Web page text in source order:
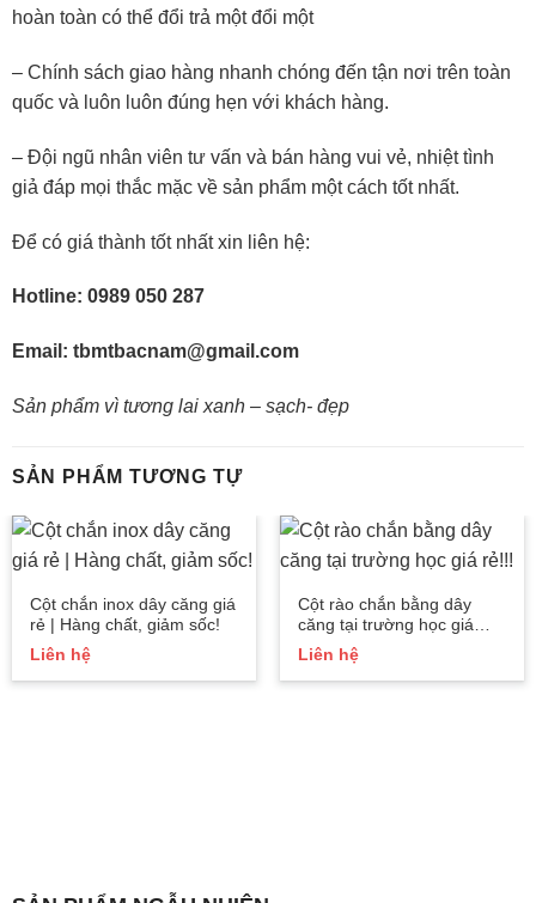
hoàn toàn có thể đổi trả một đổi một
– Chính sách giao hàng nhanh chóng đến tận nơi trên toàn
quốc và luôn luôn đúng hẹn với khách hàng.
– Đội ngũ nhân viên tư vấn và bán hàng vui vẻ, nhiệt tình
giả đáp mọi thắc mặc về sản phẩm một cách tốt nhất.
Để có giá thành tốt nhất xin liên hệ:
Hotline: 0989 050 287
Email: tbmtbacnam@gmail.com
Sản phẩm vì tương lai xanh – sạch- đẹp
SẢN PHẨM TƯƠNG TỰ
Cột chắn inox dây căng giá
rẻ | Hàng chất, giảm sốc!
Liên hệ
Cột rào chắn bằng dây
căng tại trường học giá
rẻ!!!
Liên hệ